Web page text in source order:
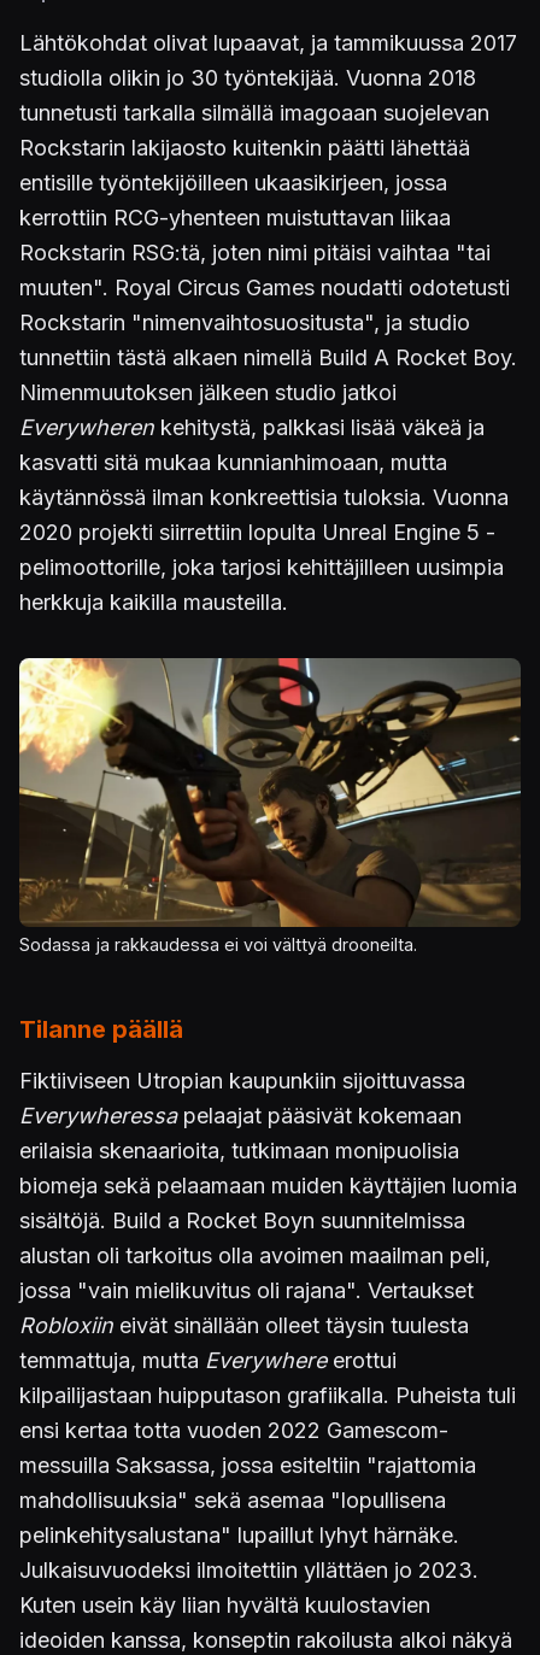
Lähtökohdat olivat lupaavat, ja tammikuussa 2017
studiolla olikin jo 30 työntekijää. Vuonna 2018
tunnetusti tarkalla silmällä imagoaan suojelevan
Rockstarin lakijaosto kuitenkin päätti lähettää
entisille työntekijöilleen ukaasikirjeen, jossa
kerrottiin RCG-yhenteen muistuttavan liikaa
Rockstarin RSG:tä, joten nimi pitäisi vaihtaa "tai
muuten". Royal Circus Games noudatti odotetusti
Rockstarin "nimenvaihtosuositusta", ja studio
tunnettiin tästä alkaen nimellä Build A Rocket Boy.
Nimenmuutoksen jälkeen studio jatkoi
Everywheren kehitystä, palkkasi lisää väkeä ja
kasvatti sitä mukaa kunnianhimoaan, mutta
käytännössä ilman konkreettisia tuloksia. Vuonna
2020 projekti siirrettiin lopulta Unreal Engine 5 -
pelimoottorille, joka tarjosi kehittäjilleen uusimpia
herkkuja kaikilla mausteilla.
Kuva
Sodassa ja rakkaudessa ei voi välttyä drooneilta.
Tilanne päällä
Fiktiiviseen Utropian kaupunkiin sijoittuvassa
Everywheressapelaajat pääsivät kokemaan
erilaisia skenaarioita, tutkimaan monipuolisia
biomeja sekä pelaamaan muiden käyttäjien luomia
sisältöjä. Build a Rocket Boyn suunnitelmissa
alustan oli tarkoitus olla avoimen maailman peli,
jossa "vain mielikuvitus oli rajana". Vertaukset
Robloxiin eivät sinällään olleet täysin tuulesta
temmattuja, mutta Everywhere erottui
kilpailijastaan huipputason grafiikalla. Puheista tuli
ensi kertaa totta vuoden 2022 Gamescom-
messuilla Saksassa, jossa esiteltiin "rajattomia
mahdollisuuksia" sekä asemaa "lopullisena
pelinkehitysalustana" lupaillut lyhyt härnäke.
Julkaisuvuodeksi ilmoitettiin yllättäen jo 2023.
Kuten usein käy liian hyvältä kuulostavien
ideoiden kanssa, konseptin rakoilusta alkoi näkyä